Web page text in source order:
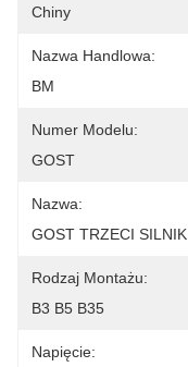
Chiny
Nazwa Handlowa:
BM
Numer Modelu:
GOST
Nazwa:
GOST TRZECI SILNIK
Rodzaj Montażu:
B3 B5 B35
Napięcie: